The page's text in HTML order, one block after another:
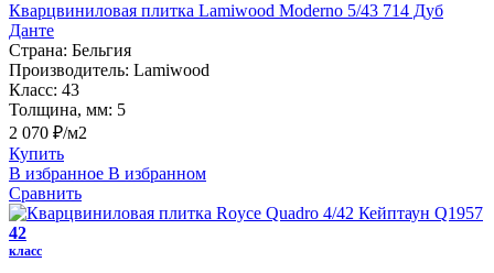
Кварцвиниловая плитка Lamiwood Moderno 5/43 714 Дуб
Данте
Страна: Бельгия
Производитель: Lamiwood
Класс: 43
Толщина, мм: 5
2 070 ₽/м2
Купить
В избранное В избранном
Сравнить
42
класс